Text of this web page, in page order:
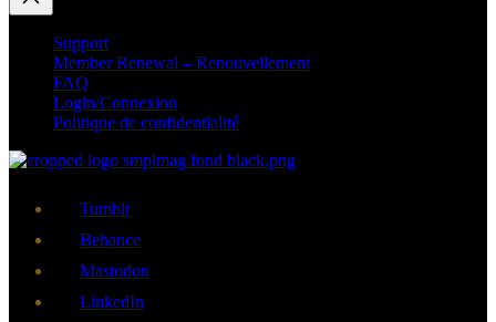
Support
Member Renewal – Renouvellement
FAQ
Login/Connexion
Politique de confidentialité
Tumblr
Behance
Mastodon
LinkedIn